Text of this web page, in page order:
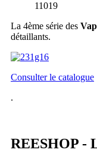
11019
La 4ème série des
détaillants.
Consulter le catalogue
.
REESHOP -